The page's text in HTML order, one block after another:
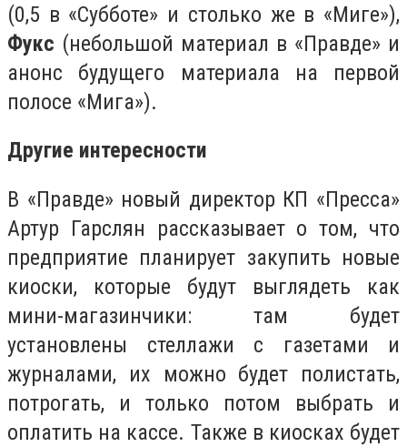
(0,5 в «Субботе» и столько же в «Миге»),
Фукс (небольшой материал в «Правде» и
анонс будущего материала на первой
полосе «Мига»).
Другие интересности
В «Правде» новый директор КП «Пресса»
Артур Гарслян рассказывает о том, что
предприятие планирует закупить новые
киоски, которые будут выглядеть как
мини-магазинчики: там будет
установлены стеллажи с газетами и
журналами, их можно будет полистать,
потрогать, и только потом выбрать и
оплатить на кассе. Также в киосках будет